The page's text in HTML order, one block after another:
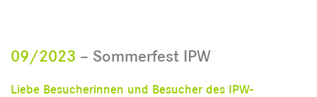
09/2023 – Sommerfest IPW
Liebe Besucherinnen und Besucher des IPW-